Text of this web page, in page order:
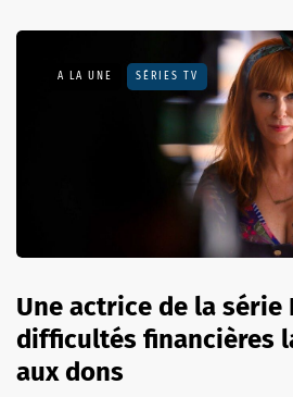
A LA UNE SÉRIES TV
Une actrice de la série
difficultés financières
aux dons